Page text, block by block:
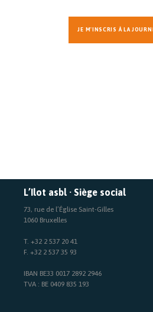
JE M'INSCRIS À LA
L’Ilot asbl · Siège social
73, rue de l’Église Saint-Gilles
1060 Bruxelles
T. +32 2 537 20 41
F. +32 2 537 35 93
IBAN BE33 0017 2892 2946
TVA : BE 0409 835 193